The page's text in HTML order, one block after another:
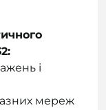
і
мереж